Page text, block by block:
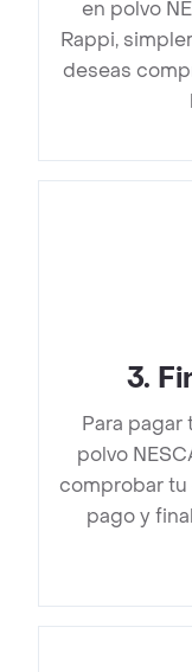
en polvo
Rappi,
deseas
3.
Para
polvo
comprobar
pago y